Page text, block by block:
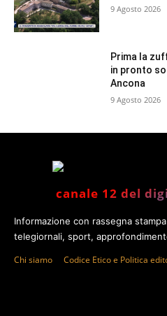
9 Agosto 2026
Prima la
in pronto
Ancona
9 Agosto 2026
canale 12 del
Informazione con rassegna
telegiornali, sport,
Chi siamo Codice Etico e Politica